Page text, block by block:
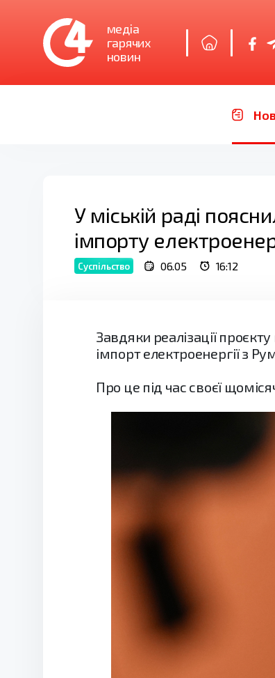
медіа
гарячих
новин
У міській раді
імпорту
Суспільство 06.05 16:12
Завдяки реалізації
імпорт електроенергії з
Про це під час своєї